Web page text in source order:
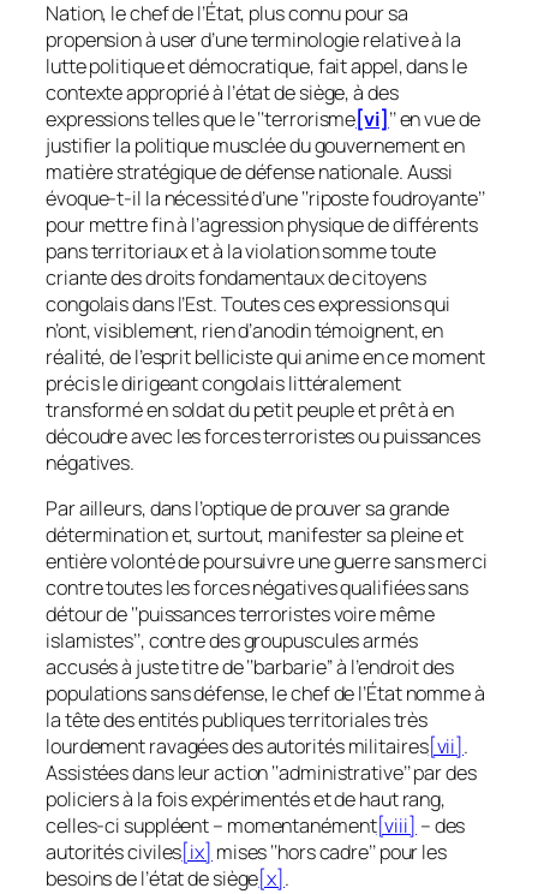
Nation, le chef de l’État, plus connu pour sa
propension à user d’une terminologie relative à la
lutte politique et démocratique, fait appel, dans le
contexte approprié à l’état de siège, à des
expressions telles que le ‘‘terrorisme[vi] ’’ en vue de
justifier la politique musclée du gouvernement en
matière stratégique de défense nationale. Aussi
évoque-t-il la nécessité d’une ‘‘riposte foudroyante’’
pour mettre fin à l’agression physique de différents
pans territoriaux et à la violation somme toute
criante des droits fondamentaux de citoyens
congolais dans l’Est. Toutes ces expressions qui
n’ont, visiblement, rien d’anodin témoignent, en
réalité, de l’esprit belliciste qui anime en ce moment
précis le dirigeant congolais littéralement
transformé en soldat du petit peuple et prêt à en
découdre avec les forces terroristes ou puissances
négatives.
Par ailleurs, dans l’optique de prouver sa grande
détermination et, surtout, manifester sa pleine et
entière volonté de poursuivre une guerre sans merci
contre toutes les forces négatives qualifiées sans
détour de ‘‘puissances terroristes voire même
islamistes’’, contre des groupuscules armés
accusés à juste titre de ‘‘barbarie’’ à l’endroit des
populations sans défense, le chef de l’État nomme à
la tête des entités publiques territoriales très
lourdement ravagées des autorités militaires[vii].
Assistées dans leur action ‘‘administrative’’ par des
policiers à la fois expérimentés et de haut rang,
celles-ci suppléent – momentanément[viii] – des
autorités civiles[ix] mises ‘‘hors cadre’’ pour les
besoins de l’état de siège[x].